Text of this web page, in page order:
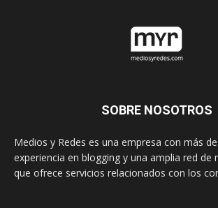
SOBRE NOSOTROS
Medios y Redes es una empresa con más
experiencia en blogging y una amplia red de
que ofrece servicios relacionados con los